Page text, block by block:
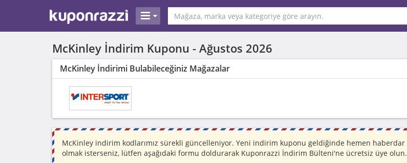
McKinley İndirim Kuponu - Ağustos 2026
McKinley İndirimi Bulabileceğiniz Mağazalar
McKinley indirim kodlarımız sürekli güncelleniyor. Yeni indirim kuponu geldiğinde hemen haberdar
olmak isterseniz, lütfen aşağıdaki formu doldurarak Kuponrazzi İndirim Bülteni'ne ücretsiz üye olun.